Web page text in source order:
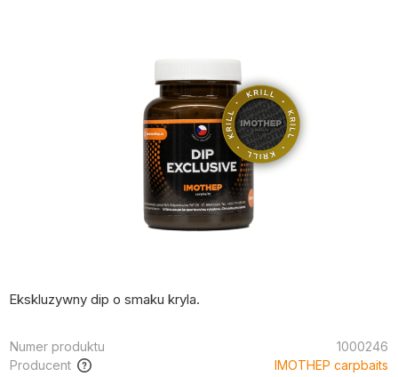
Ekskluzywny dip o smaku kryla.
Numer produktu
1000246
Producent
IMOTHEP carpbaits